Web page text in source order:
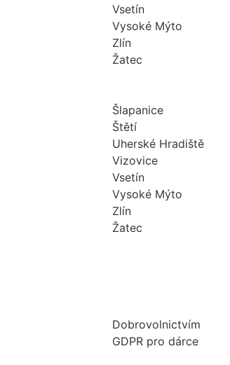
Vsetín
Vysoké Mýto
Zlín
Žatec
Šlapanice
Štětí
Uherské Hradiště
Vizovice
Vsetín
Vysoké Mýto
Zlín
Žatec
Dobrovolnictvím
GDPR pro dárce